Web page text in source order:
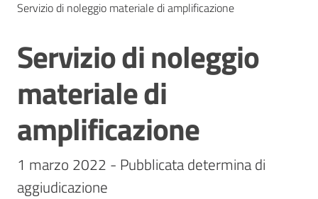
Stazioni
appaltanti
Contatti
Servizio di noleggio materiale di amplificazione
Salta al contenuto
Servizio di noleggio
materiale di
amplificazione
1 marzo 2022 - Pubblicata determina di
aggiudicazione